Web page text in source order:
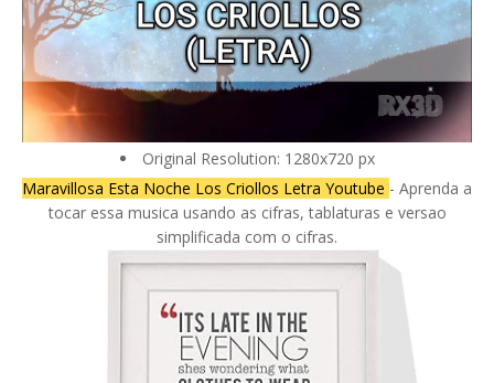
Original Resolution: 1280x720 px
Maravillosa Esta Noche Los Criollos Letra Youtube - Aprenda a
tocar essa musica usando as cifras, tablaturas e versao
simplificada com o cifras.